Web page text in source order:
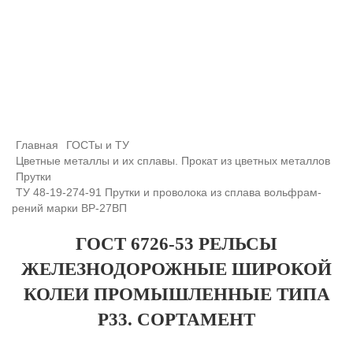
Главная
ГОСТы и ТУ
Цветные металлы и их сплавы. Прокат из цветных металлов
Прутки
ТУ 48-19-274-91 Прутки и проволока из сплава вольфрам-
рений марки ВР-27ВП
ГОСТ 6726-53 РЕЛЬСЫ
ЖЕЛЕЗНОДОРОЖНЫЕ ШИРОКОЙ
КОЛЕИ ПРОМЫШЛЕННЫЕ ТИПА
Р33. СОРТАМЕНТ